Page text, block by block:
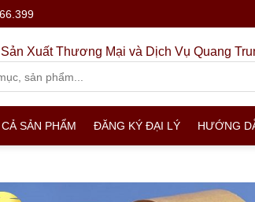
Xuất Thương Mại và Dịch Vụ Quang
SẢN PHẨM ĐĂNG KÝ ĐẠI LÝ HƯỚNG